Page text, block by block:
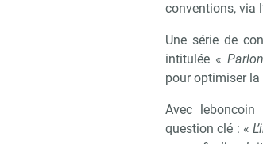
conventions, via
Une série de
intitulée «
pour optimiser
Avec
question clé : «